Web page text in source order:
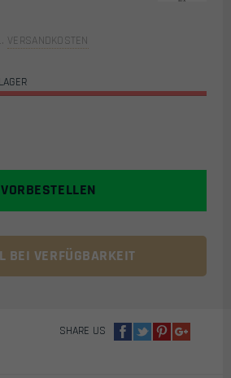
VERSANDKOSTEN
VORBESTELLEN
BEI VERFÜGBARKEIT
SHARE US